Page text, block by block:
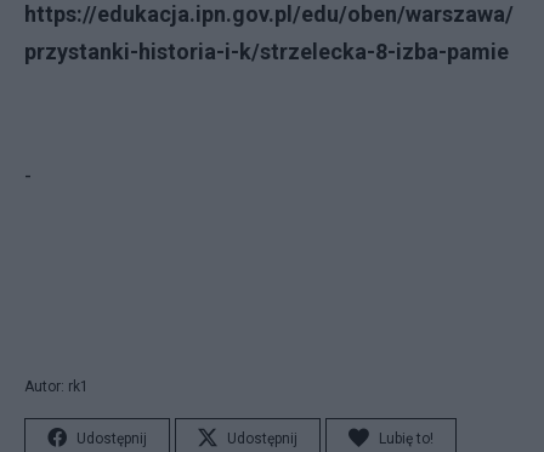
https://edukacja.ipn.gov.pl/edu/oben/warszawa/
przystanki-historia-i-k/strzelecka-8-izba-pamie
-
Autor: rk1
Udostępnij Udostępnij Lubię to!